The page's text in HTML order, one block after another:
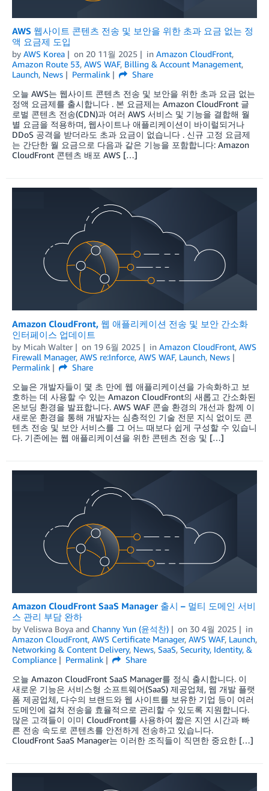
AWS 웹사이트 콘텐츠 전송 및 보안을 위한 초과 요금 없는 정
액 요금제 도입
by AWS Korea on 20 11월 2025 in Amazon CloudFront,
Amazon Route 53, AWS WAF, Billing & Account Management,
Launch, News Permalink
Share
오늘 AWS는 웹사이트 콘텐츠 전송 및 보안을 위한 초과 요금 없는
정액 요금제를 출시합니다 . 본 요금제는 Amazon CloudFront 글
로벌 콘텐츠 전송(CDN)과 여러 AWS 서비스 및 기능을 결합해 월
별 요금을 적용하며, 웹사이트나 애플리케이션이 바이럴되거나
DDoS 공격을 받더라도 초과 요금이 없습니다 . 신규 고정 요금제
는 간단한 월 요금으로 다음과 같은 기능을 포함합니다: Amazon
CloudFront 콘텐츠 배포 AWS […]
Amazon CloudFront, 웹 애플리케이션 전송 및 보안 간소화
인터페이스 업데이트
by Micah Walter on 19 6월 2025 in Amazon CloudFront, AWS
Firewall Manager, AWS re:Inforce, AWS WAF, Launch, News
Permalink
Share
오늘은 개발자들이 몇 초 만에 웹 애플리케이션을 가속화하고 보
호하는 데 사용할 수 있는 Amazon CloudFront의 새롭고 간소화된
온보딩 환경을 발표합니다. AWS WAF 콘솔 환경의 개선과 함께 이
새로운 환경을 통해 개발자는 심층적인 기술 전문 지식 없이도 콘
텐츠 전송 및 보안 서비스를 그 어느 때보다 쉽게 구성할 수 있습니
다. 기존에는 웹 애플리케이션을 위한 콘텐츠 전송 및 […]
Amazon CloudFront SaaS Manager 출시 – 멀티 도메인 서비
스 관리 부담 완하
by Veliswa Boya and Channy Yun (윤석찬) on 30 4월 2025
in
Amazon CloudFront, AWS Certificate Manager, AWS WAF, Launch,
Networking & Content Delivery, News, SaaS, Security, Identity, &
Compliance
Permalink
Share
오늘 Amazon CloudFront SaaS Manager를 정식 출시합니다. 이
새로운 기능은 서비스형 소프트웨어(SaaS) 제공업체, 웹 개발 플랫
폼 제공업체, 다수의 브랜드와 웹 사이트를 보유한 기업 등이 여러
도메인에 걸쳐 전송을 효율적으로 관리할 수 있도록 지원합니다.
많은 고객들이 이미 CloudFront를 사용하여 짧은 지연 시간과 빠
른 전송 속도로 콘텐츠를 안전하게 전송하고 있습니다.
CloudFront SaaS Manager는 이러한 조직들이 직면한 중요한 […]